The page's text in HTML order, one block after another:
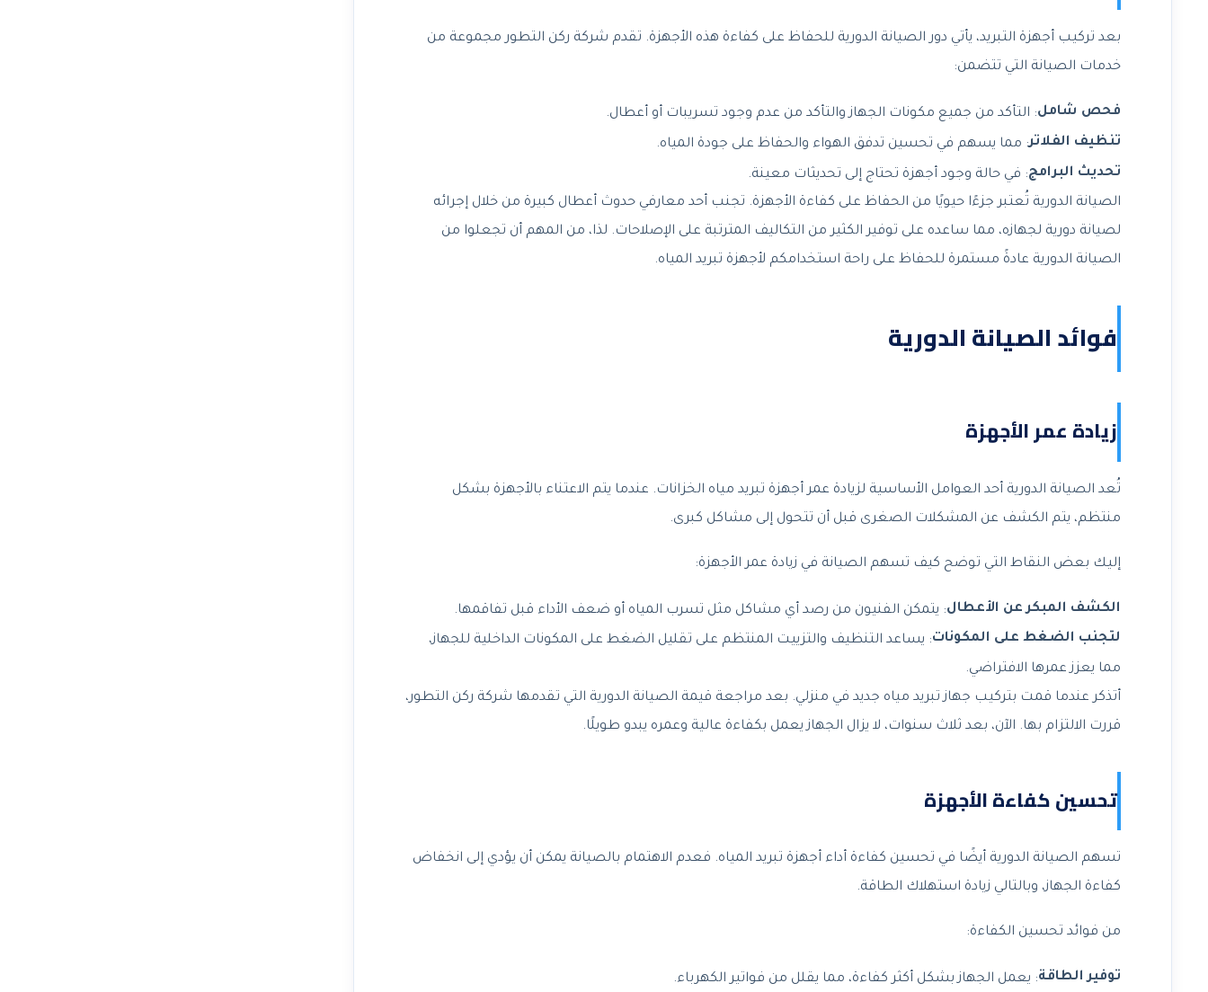
بعد تركيب أجهزة التبريد، يأتي دور الصيانة الدورية للحفاظ على كفاءة هذه الأجهزة. تقدم شركة ركن التطور مجموعة من
خدمات الصيانة التي تتضمن:
فحص شامل: التأكد من جميع مكونات الجهاز والتأكد من عدم وجود تسريبات أو أعطال.
تنظيف الفلاتر: مما يسهم في تحسين تدفق الهواء والحفاظ على جودة المياه.
تحديث البرامج: في حالة وجود أجهزة تحتاج إلى تحديثات معينة.
الصيانة الدورية تُعتبر جزءًا حيويًا من الحفاظ على كفاءة الأجهزة. تجنب أحد معارفي حدوث أعطال كبيرة من خلال إجرائه
لصيانة دورية لجهازه، مما ساعده على توفير الكثير من التكاليف المترتبة على الإصلاحات. لذا، من المهم أن تجعلوا من
الصيانة الدورية عادةً مستمرة للحفاظ على راحة استخدامكم لأجهزة تبريد المياه.
فوائد الصيانة الدورية
زيادة عمر الأجهزة
تُعد الصيانة الدورية أحد العوامل الأساسية لزيادة عمر أجهزة تبريد مياه الخزانات. عندما يتم الاعتناء بالأجهزة بشكل
منتظم، يتم الكشف عن المشكلات الصغرى قبل أن تتحول إلى مشاكل كبرى.
إليك بعض النقاط التي توضح كيف تسهم الصيانة في زيادة عمر الأجهزة:
الكشف المبكر عن الأعطال: يتمكن الفنيون من رصد أي مشاكل مثل تسرب المياه أو ضعف الأداء قبل تفاقمها.
لتجنب الضغط على المكونات: يساعد التنظيف والتزييت المنتظم على تقليل الضغط على المكونات الداخلية للجهاز،
مما يعزز عمرها الافتراضي.
أتذكر عندما قمت بتركيب جهاز تبريد مياه جديد في منزلي. بعد مراجعة قيمة الصيانة الدورية التي تقدمها شركة ركن التطور،
قررت الالتزام بها. الآن، بعد ثلاث سنوات، لا يزال الجهاز يعمل بكفاءة عالية وعمره يبدو طويلًا.
تحسين كفاءة الأجهزة
تسهم الصيانة الدورية أيضًا في تحسين كفاءة أداء أجهزة تبريد المياه. فعدم الاهتمام بالصيانة يمكن أن يؤدي إلى انخفاض
كفاءة الجهاز، وبالتالي زيادة استهلاك الطاقة.
من فوائد تحسين الكفاءة:
توفير الطاقة: يعمل الجهاز بشكل أكثر كفاءة، مما يقلل من فواتير الكهرباء.